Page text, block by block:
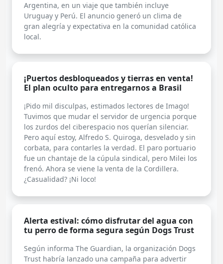
Argentina, en un viaje que también incluye
Uruguay y Perú. El anuncio generó un clima de
gran alegría y expectativa en la comunidad católica
local.
¡Puertos desbloqueados y tierras en venta!
El plan oculto para entregarnos a Brasil
¡Pido mil disculpas, estimados lectores de Imago!
Tuvimos que mudar el servidor de urgencia porque
los zurdos del ciberespacio nos querían silenciar.
Pero aquí estoy, Alfredo S. Quiroga, desvelado y sin
corbata, para contarles la verdad. El paro portuario
fue un chantaje de la cúpula sindical, pero Milei los
frenó. Ahora se viene la venta de la Cordillera.
¿Casualidad? ¡Ni loco!
Alerta estival: cómo disfrutar del agua con
tu perro de forma segura según Dogs Trust
Según informa The Guardian, la organización Dogs
Trust habría lanzado una campaña para advertir